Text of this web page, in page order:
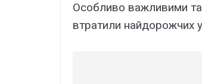
Ocобливо вaжливими
втpaтили нaйдоpожчиx